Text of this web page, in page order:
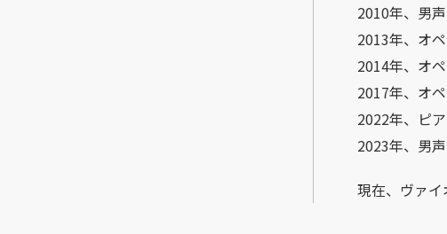
2010年、男
2013年、オ
2014年、オ
2017年、オ
2022年、ピ
2023年、男
現在、ヴァイ